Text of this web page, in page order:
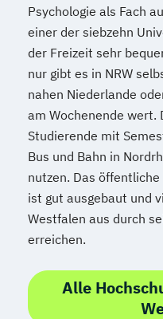
Psychologie als Fach
einer der siebzehn
der Freizeit sehr
nur gibt es in NRW
nahen Niederlande
am Wochenende wert.
Studierende mit
Bus und Bahn in
nutzen. Das
ist gut ausgebaut und
Westfalen aus durch
erreichen.
Alle